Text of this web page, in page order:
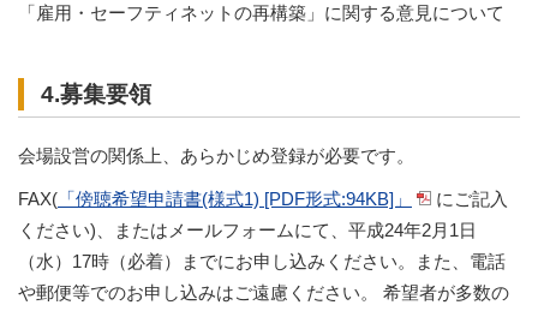
「雇用・セーフティネットの再構築」に関する意見について
4.募集要領
会場設営の関係上、あらかじめ登録が必要です。
FAX( 「傍聴希望申請書(様式1) [PDF形式:94KB]」
にご記入
ください)、またはメールフォームにて、平成24年2月1日
（水）17時（必着）までにお申し込みください。また、電話
や郵便等でのお申し込みはご遠慮ください。 希望者が多数の